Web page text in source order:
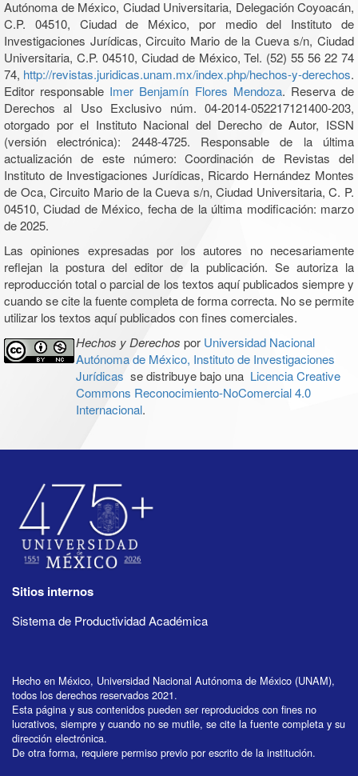
Autónoma de México, Ciudad Universitaria, Delegación Coyoacán,
C.P. 04510, Ciudad de México, por medio del Instituto de
Investigaciones Jurídicas, Circuito Mario de la Cueva s/n, Ciudad
Universitaria, C.P. 04510, Ciudad de México, Tel. (52) 55 56 22 74
74, http://revistas.juridicas.unam.mx/index.php/hechos-y-derechos.
Editor responsable Imer Benjamín Flores Mendoza. Reserva de
Derechos al Uso Exclusivo núm. 04-2014-052217121400-203,
otorgado por el Instituto Nacional del Derecho de Autor, ISSN
(versión electrónica): 2448-4725. Responsable de la última
actualización de este número: Coordinación de Revistas del
Instituto de Investigaciones Jurídicas, Ricardo Hernández Montes
de Oca, Circuito Mario de la Cueva s/n, Ciudad Universitaria, C. P.
04510, Ciudad de México, fecha de la última modificación: marzo
de 2025.
Las opiniones expresadas por los autores no necesariamente
reflejan la postura del editor de la publicación. Se autoriza la
reproducción total o parcial de los textos aquí publicados siempre y
cuando se cite la fuente completa de forma correcta. No se permite
utilizar los textos aquí publicados con fines comerciales.
Hechos y Derechos por Universidad Nacional
Autónoma de México, Instituto de Investigaciones
Jurídicas se distribuye bajo una Licencia Creative
Commons Reconocimiento-NoComercial 4.0
Internacional.
Sitios internos
Sistema de Productividad Académica
Hecho en México, Universidad Nacional Autónoma de México (UNAM),
todos los derechos reservados 2021.
Esta página y sus contenidos pueden ser reproducidos con fines no
lucrativos, siempre y cuando no se mutile, se cite la fuente completa y su
dirección electrónica.
De otra forma, requiere permiso previo por escrito de la institución.